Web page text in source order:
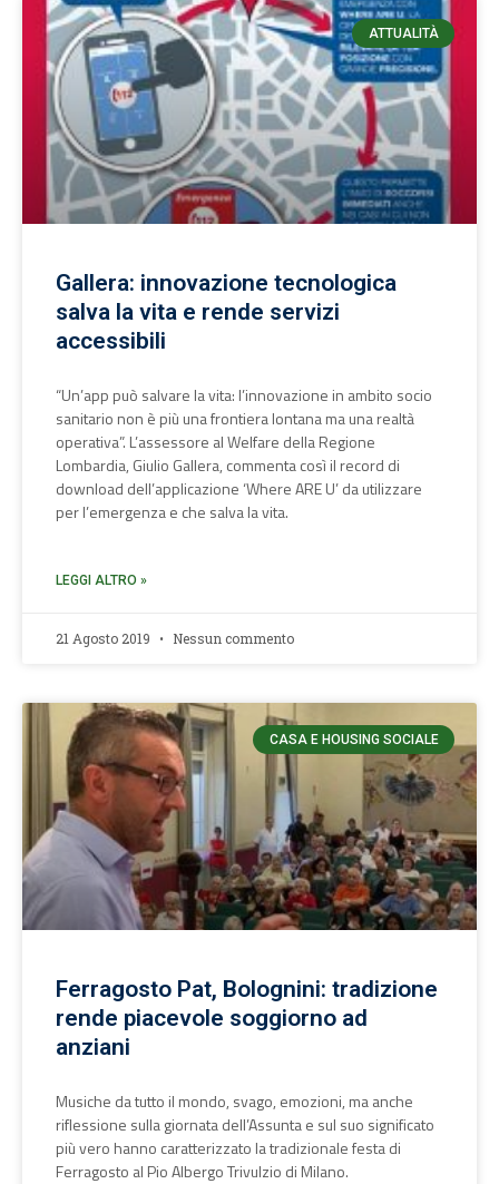
ATTUALITÀ
Gallera: innovazione tecnologica
salva la vita e rende servizi
accessibili
“Un’app può salvare la vita: l’innovazione in ambito socio
sanitario non è più una frontiera lontana ma una realtà
operativa”. L’assessore al Welfare della Regione
Lombardia, Giulio Gallera, commenta così il record di
download dell’applicazione ‘Where ARE U’ da utilizzare
per l’emergenza e che salva la vita.
LEGGI ALTRO »
21 Agosto 2019 Nessun commento
CASA E HOUSING SOCIALE
Ferragosto Pat, Bolognini: tradizione
rende piacevole soggiorno ad
anziani
Musiche da tutto il mondo, svago, emozioni, ma anche
riflessione sulla giornata dell’Assunta e sul suo significato
più vero hanno caratterizzato la tradizionale festa di
Ferragosto al Pio Albergo Trivulzio di Milano.